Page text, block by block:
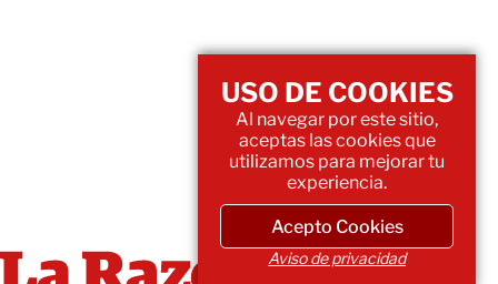
USO DE COOKIES
Al navegar por este sitio,
aceptas las cookies que
utilizamos para mejorar tu
experiencia.
Acepto Cookies
Aviso de privacidad